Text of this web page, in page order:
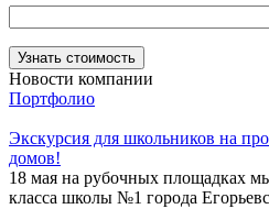
Новости компании
Портфолио
Экскурсия для школьников на
домов!
18 мая на рубочных площадках
класса школы №1 города